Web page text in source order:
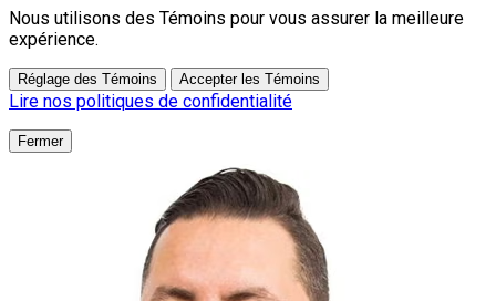
Nous utilisons des Témoins pour vous assurer la meilleure
expérience.
Réglage des Témoins Accepter les Témoins
Lire nos politiques de confidentialité
Fermer